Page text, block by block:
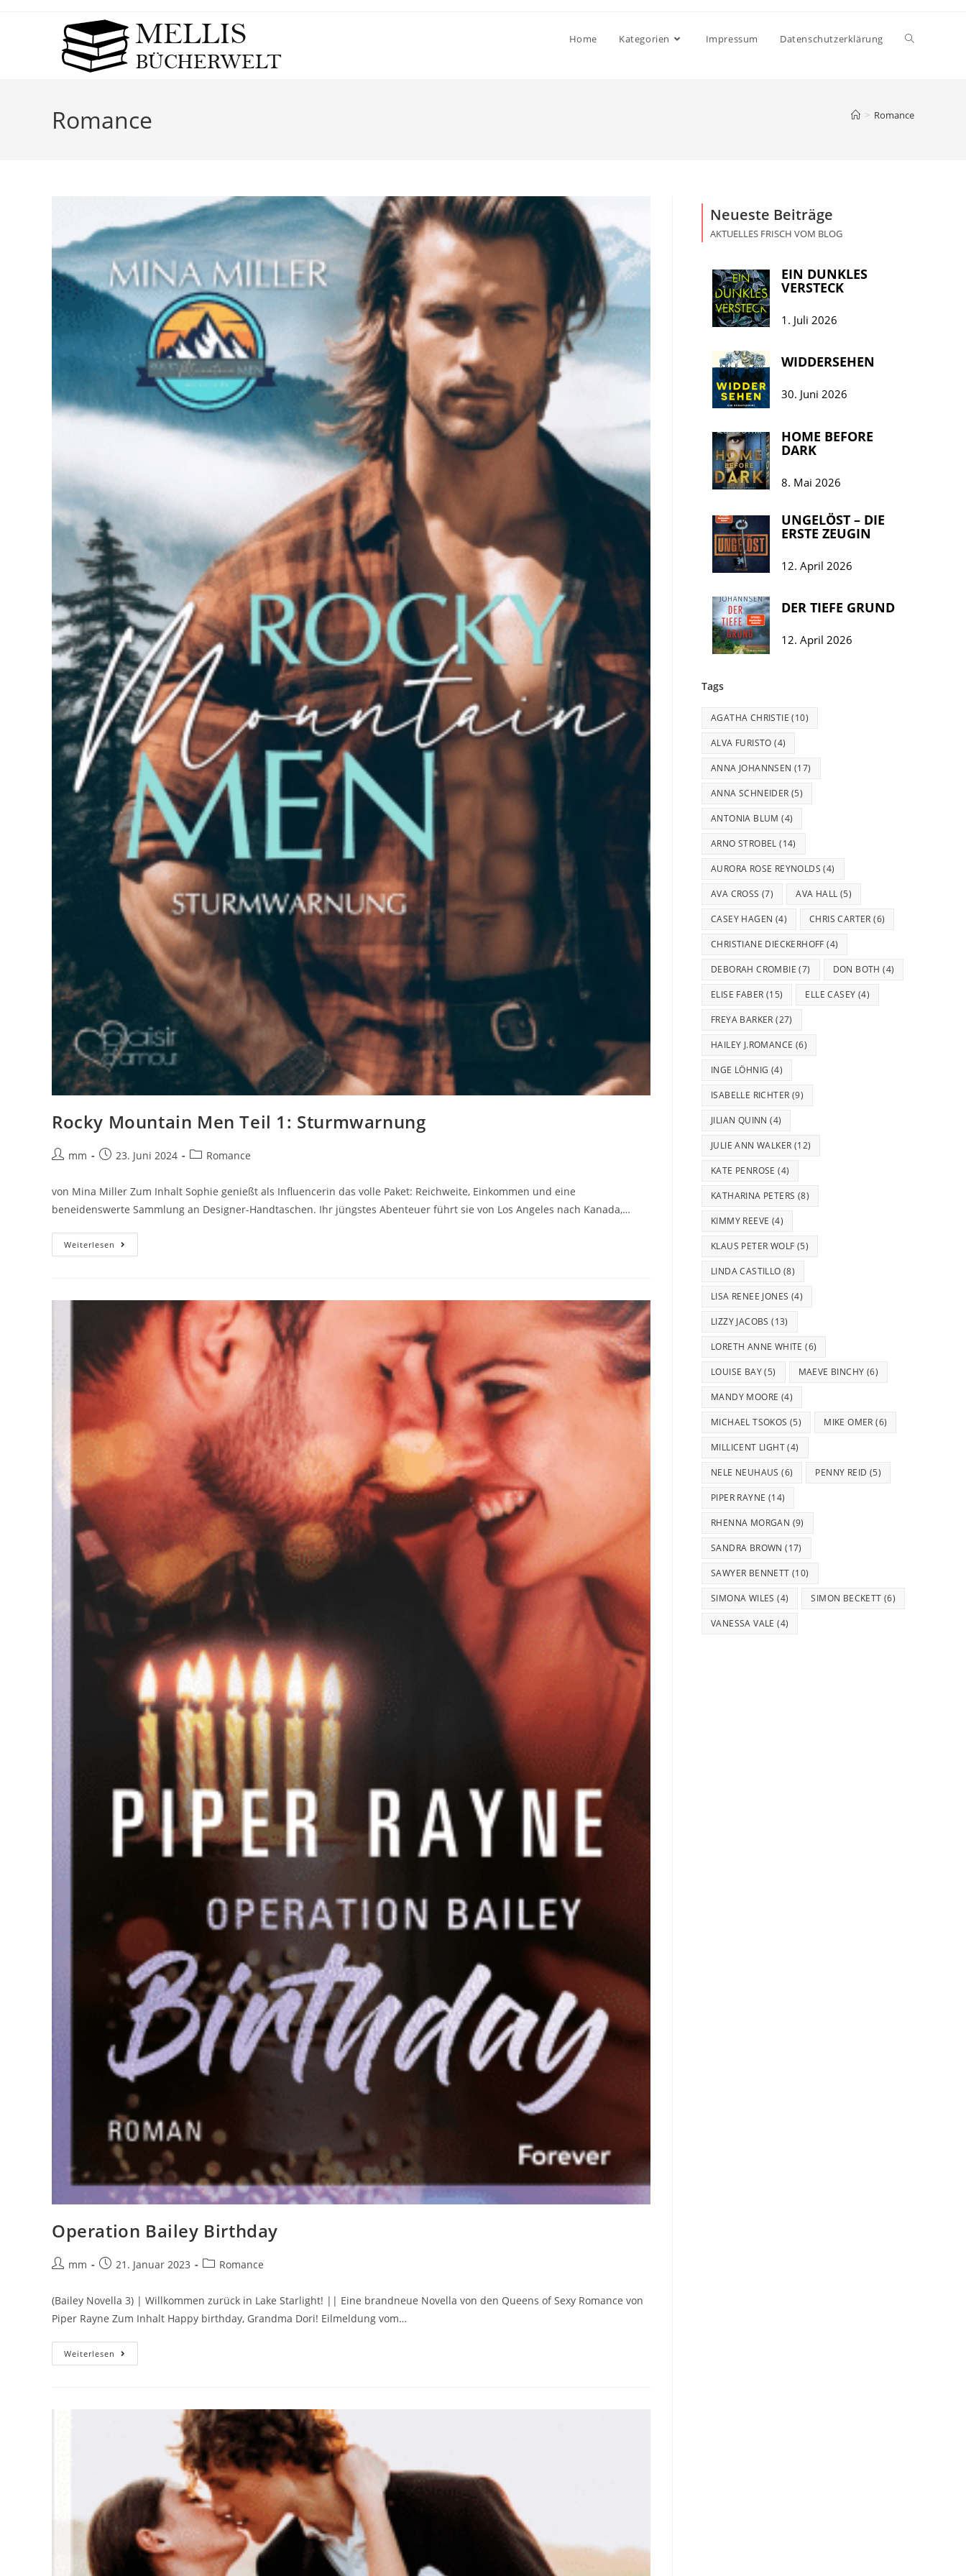
Home Kategorien Impressum Datenschutzerklärung
Romance > Romance
Rocky Mountain Men Teil 1: Sturmwarnung
mm 23. Juni 2024 Romance
von Mina Miller Zum Inhalt Sophie genießt als Influencerin das volle Paket: Reichweite, Einkommen und eine
beneidenswerte Sammlung an Designer-Handtaschen. Ihr jüngstes Abenteuer führt sie von Los Angeles nach Kanada,…
Weiterlesen
Operation Bailey Birthday
mm 21. Januar 2023 Romance
(Bailey Novella 3) | Willkommen zurück in Lake Starlight! || Eine brandneue Novella von den Queens of Sexy Romance von
Piper Rayne Zum Inhalt Happy birthday, Grandma Dori! Eilmeldung vom…
Weiterlesen
Neueste Beiträge
AKTUELLES FRISCH VOM BLOG
EIN DUNKLES
VERSTECK
1. Juli 2026
WIDDERSEHEN
30. Juni 2026
HOME BEFORE
DARK
8. Mai 2026
UNGELÖST – DIE
ERSTE ZEUGIN
12. April 2026
DER TIEFE GRUND
12. April 2026
Tags
AGATHA CHRISTIE (10)
ALVA FURISTO (4)
ANNA JOHANNSEN (17)
ANNA SCHNEIDER (5)
ANTONIA BLUM (4)
ARNO STROBEL (14)
AURORA ROSE REYNOLDS (4)
AVA CROSS (7) AVA HALL (5)
CASEY HAGEN (4) CHRIS CARTER (6)
CHRISTIANE DIECKERHOFF (4)
DEBORAH CROMBIE (7) DON BOTH (4)
ELISE FABER (15) ELLE CASEY (4)
FREYA BARKER (27)
HAILEY J.ROMANCE (6)
INGE LÖHNIG (4)
ISABELLE RICHTER (9)
JILIAN QUINN (4)
JULIE ANN WALKER (12)
KATE PENROSE (4)
KATHARINA PETERS (8)
KIMMY REEVE (4)
KLAUS PETER WOLF (5)
LINDA CASTILLO (8)
LISA RENEE JONES (4)
LIZZY JACOBS (13)
LORETH ANNE WHITE (6)
LOUISE BAY(5) MAEVE BINCHY (6)
MANDY MOORE (4)
MICHAEL TSOKOS (5) MIKE OMER (6)
MILLICENT LIGHT(4)
NELE NEUHAUS (6) PENNY REID (5)
PIPER RAYNE (14)
RHENNA MORGAN (9)
SANDRA BROWN (17)
SAWYER BENNETT (10)
SIMONA WILES (4) SIMON BECKETT (6)
VANESSA VALE (4)